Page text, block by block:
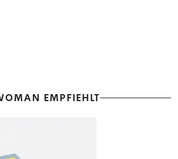
EMPFIEHLT